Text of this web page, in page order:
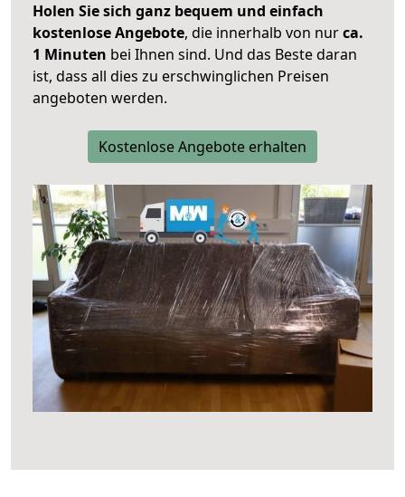
Holen Sie sich ganz bequem und einfach
kostenlose Angebote, die innerhalb von nurca.
1 Minuten bei Ihnen sind. Und das Beste daran
ist, dass all dies zu erschwinglichen Preisen
angeboten werden.
Kostenlose Angebote erhalten